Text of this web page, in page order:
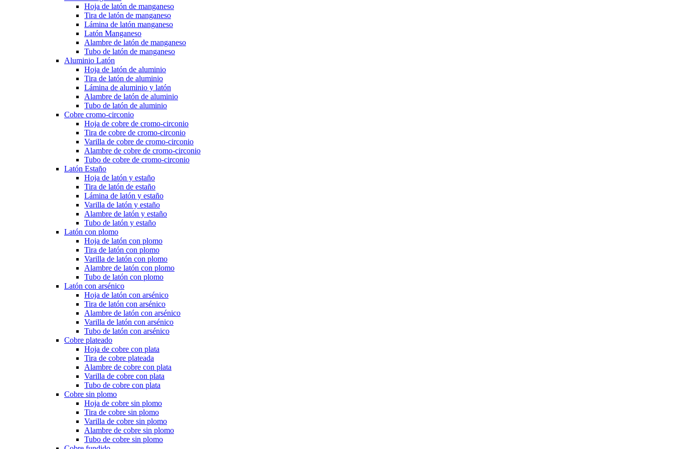
Hoja de latón de manganeso
Tira de latón de manganeso
Lámina de latón manganeso
Latón Manganeso
Alambre de latón de manganeso
Tubo de latón de manganeso
Aluminio Latón
Hoja de latón de aluminio
Tira de latón de aluminio
Lámina de aluminio y latón
Alambre de latón de aluminio
Tubo de latón de aluminio
Cobre cromo-circonio
Hoja de cobre de cromo-circonio
Tira de cobre de cromo-circonio
Varilla de cobre de cromo-circonio
Alambre de cobre de cromo-circonio
Tubo de cobre de cromo-circonio
Latón Estaño
Hoja de latón y estaño
Tira de latón de estaño
Lámina de latón y estaño
Varilla de latón y estaño
Alambre de latón y estaño
Tubo de latón y estaño
Latón con plomo
Hoja de latón con plomo
Tira de latón con plomo
Varilla de latón con plomo
Alambre de latón con plomo
Tubo de latón con plomo
Latón con arsénico
Hoja de latón con arsénico
Tira de latón con arsénico
Alambre de latón con arsénico
Varilla de latón con arsénico
Tubo de latón con arsénico
Cobre plateado
Hoja de cobre con plata
Tira de cobre plateada
Alambre de cobre con plata
Varilla de cobre con plata
Tubo de cobre con plata
Cobre sin plomo
Hoja de cobre sin plomo
Tira de cobre sin plomo
Varilla de cobre sin plomo
Alambre de cobre sin plomo
Tubo de cobre sin plomo